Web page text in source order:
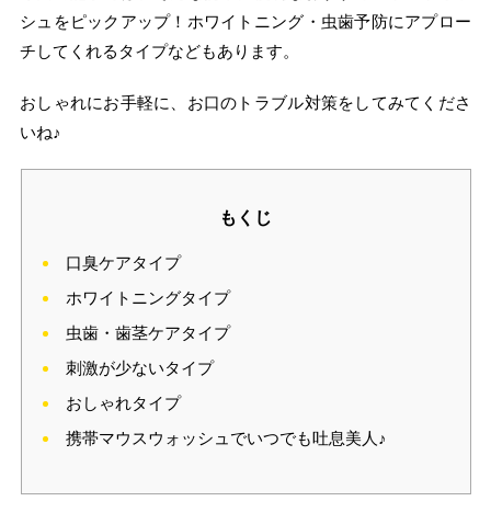
シュをピックアップ！ホワイトニング・虫歯予防にアプロー
チしてくれるタイプなどもあります。
おしゃれにお手軽に、お口のトラブル対策をしてみてくださ
いね♪
もくじ
口臭ケアタイプ
ホワイトニングタイプ
虫歯・歯茎ケアタイプ
刺激が少ないタイプ
おしゃれタイプ
携帯マウスウォッシュでいつでも吐息美人♪